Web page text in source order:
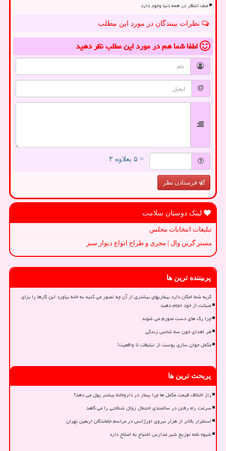
صف انتظار در همه دنیا وجود دارد
نظرات بینندگان در مورد این مطلب
لطفا شما همدر مورد این مطلبنظر دهید
= ۵ بعلاوه ۳
فرستادن نظر
لینک دوستان سلامت
تبلیغات انتخابات مجلس
مستر گرین وال | مجری و طراح انواع دیوار سبز
پربیننده ترین ها
گربه شما امکان دارد بیماریهای بیشتری از آن چه تصور می کنید به خانه بیاورد این کارها را برای
صیانت از خود انجام دهید
چرا رگ های دست متورم می شوند
هر اهدای خون سه شانس زندگی
مکمل جوان سازی پوست از تبلیغات تا واقعیت!
پربحث ترین ها
راز اختلاف قیمت مکمل ها چرا بیمار در داروخانه بیشتر پول می دهد؟
سرعت راه رفتن در سالمندی احتمال زوال شناختی را می کاهد
استقرار بالاتر از هزار نیروی اورژانس در مراسم جاماندگان اربعین تهران
شیوه نامه توزیع شیر مدارس احتیاج به اصلاح دارد